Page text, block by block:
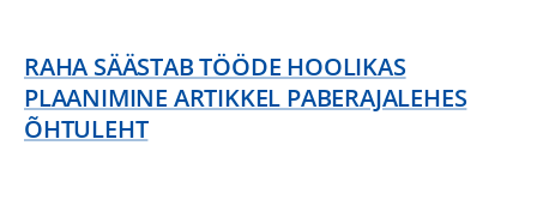
RAHA SÄÄSTAB TÖÖDE HOOLIKAS
PLAANIMINE ARTIKKEL PABERAJALEHES
ÕHTULEHT